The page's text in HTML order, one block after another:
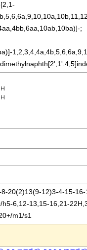
;
20(2)13(9-12)3-4-15-
6,12-13,15-16,21-
m1/s1